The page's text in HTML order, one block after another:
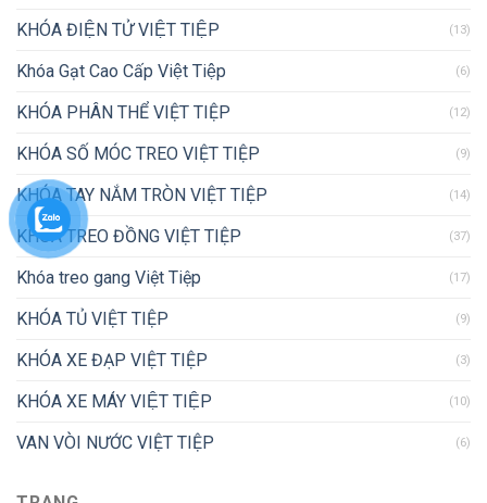
KHÓA ĐIỆN TỬ VIỆT TIỆP (13)
Khóa Gạt Cao Cấp Việt Tiệp (6)
KHÓA PHÂN THỂ VIỆT TIỆP (12)
KHÓA SỐ MÓC TREO VIỆT TIỆP (9)
KHÓA TAY NẮM TRÒN VIỆT TIỆP (14)
KHÓA TREO ĐỒNG VIỆT TIỆP (37)
Khóa treo gang Việt Tiệp (17)
KHÓA TỦ VIỆT TIỆP (9)
KHÓA XE ĐẠP VIỆT TIỆP (3)
KHÓA XE MÁY VIỆT TIỆP (10)
VAN VÒI NƯỚC VIỆT TIỆP (6)